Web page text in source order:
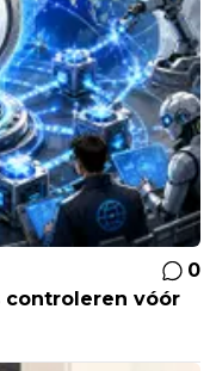
0
controleren vóór